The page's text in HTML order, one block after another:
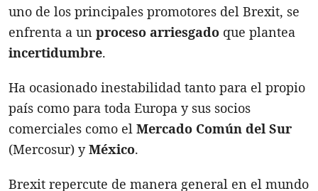
uno de los principales promotores del Brexit, se
enfrenta a un proceso arriesgado que plantea
incertidumbre.
Ha ocasionado inestabilidad tanto para el propio
país como para toda Europa y sus socios
comerciales como el Mercado Común del Sur
(Mercosur) yMéxico.
Brexit repercute de manera general en el mundo